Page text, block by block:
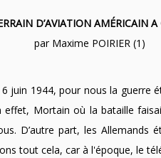
D’AVIATION AMÉRICAIN A
par Maxime POIRIER (1)
juin 1944, pour nous la
effet, Mortain où la bataille
D’autre part, les Allemands
tout cela, car à l'époque, le